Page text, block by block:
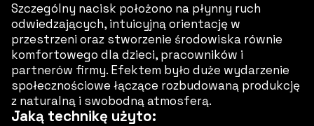
Szczególny nacisk położono na płynny ruch
odwiedzających, intuicyjną orientację w
przestrzeni oraz stworzenie środowiska równie
komfortowego dla dzieci, pracowników i
partnerów firmy. Efektem było duże wydarzenie
społecznościowe łączące rozbudowaną produkcję
z naturalną i swobodną atmosferą.
Jaką technikę użyto: